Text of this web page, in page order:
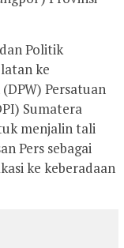
Politik
ke
Persatuan
Sumatera
menjalin tali
Pers sebagai
ke keberadaan